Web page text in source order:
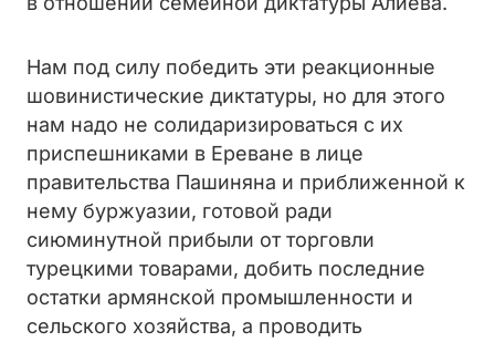
Нам под силу победить эти реакционные
шовинистические диктатуры, но для этого
нам надо не солидаризироваться с их
приспешниками в Ереване в лице
правительства Пашиняна и приближенной к
нему буржуазии, готовой ради
сиюминутной прибыли от торговли
турецкими товарами, добить последние
остатки армянской промышленности и
сельского хозяйства, а проводить